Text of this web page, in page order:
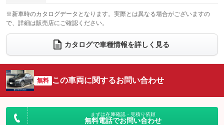
電動格納サードシート
：装備なし シートヒーター
：装備あり
ウォークスルー
電動リアゲート フロントカメラ
：装備なし
シートエアコン
：装備なし 全周囲カメラ
：装備なし
サイドカメラ
：装備なし ルーフレール
：装備なし
エアサスペンション ヘッドライトウォッシャー
※新車時のカタログデータとなります。実際とは異なる場合がございますの
で、詳細は販売店にご確認ください。
カタログで車種情報を詳しく見る
無料 この車両に関するお問い合わせ
まずは在庫確認・見積り依頼
無料電話でお問い合わせ